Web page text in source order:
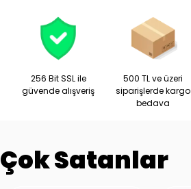
256 Bit SSL ile
güvende alışveriş
500 TL ve üzeri
siparişlerde kargo
bedava
Çok Satanlar